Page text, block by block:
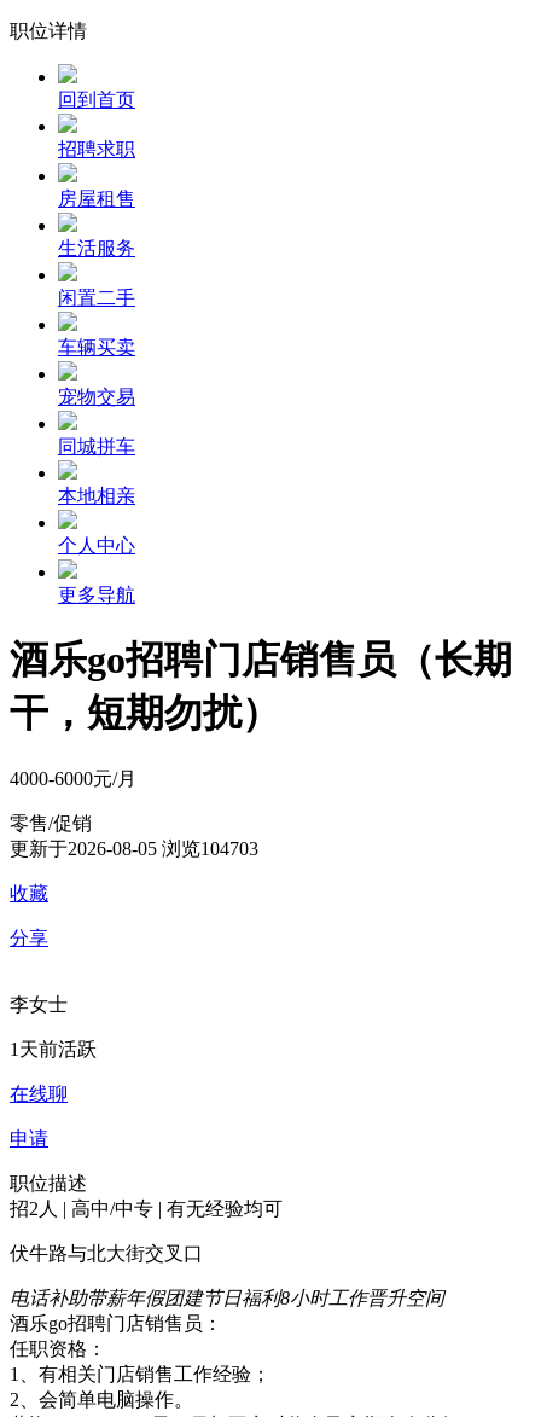
职位详情
回到首页
招聘求职
房屋租售
生活服务
闲置二手
车辆买卖
宠物交易
同城拼车
本地相亲
个人中心
更多导航
酒乐go招聘门店销售员（长期
干，短期勿扰）
4000-6000元/月
零售/促销
更新于2026-08-05 浏览104703
收藏
分享
李女士
1天前活跃
在线聊
申请
职位描述
招2人 | 高中/中专 | 有无经验均可
伏牛路与北大街交叉口
电话补助带薪年假团建节日福利8小时工作晋升空间
酒乐go招聘门店销售员：
任职资格：
1、有相关门店销售工作经验；
2、会简单电脑操作。